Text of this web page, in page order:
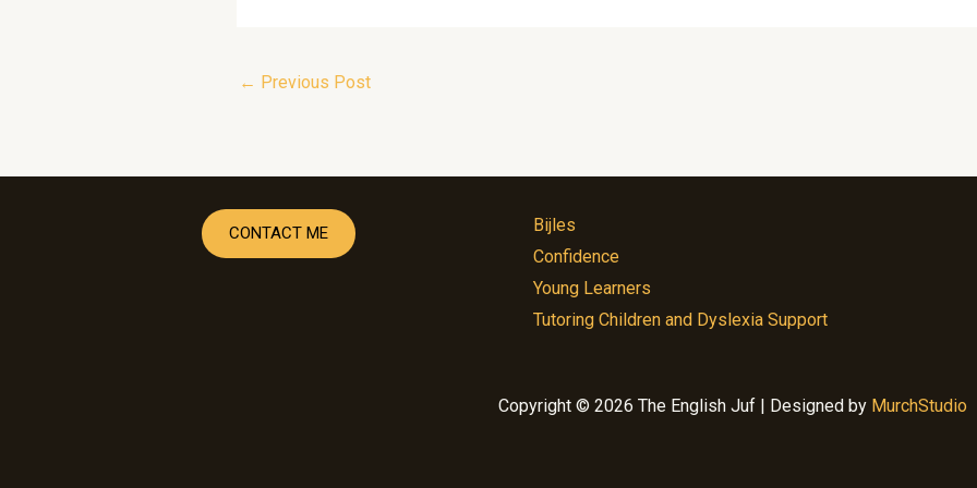
← Previous Post
CONTACT ME
Bijles
Confidence
Young Learners
Tutoring Children and Dyslexia Support
Copyright © 2026 The English Juf | Designed by MurchStudio